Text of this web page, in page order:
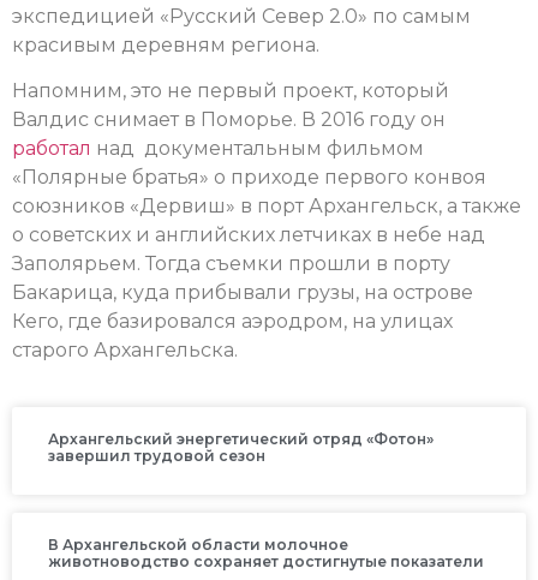
экспедицией «Русский Север 2.0» по самым
красивым деревням региона.
Напомним, это не первый проект, который
Валдис снимает в Поморье. В 2016 году он
работал над документальным фильмом
«Полярные братья» о приходе первого конвоя
союзников «Дервиш» в порт Архангельск, а также
о советских и английских летчиках в небе над
Заполярьем. Тогда съемки прошли в порту
Бакарица, куда прибывали грузы, на острове
Кего, где базировался аэродром, на улицах
старого Архангельска.
Архангельский энергетический отряд «Фотон»
завершил трудовой сезон
В Архангельской области молочное
животноводство сохраняет достигнутые показатели